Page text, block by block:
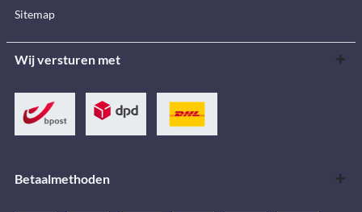
Sitemap
Wij versturen met
Betaalmethoden